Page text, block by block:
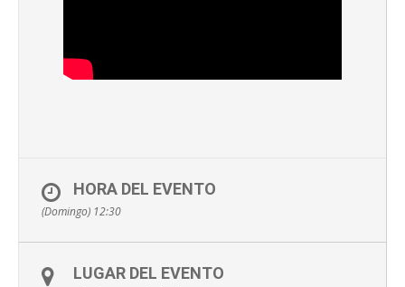
HORA DEL EVENTO
(Domingo) 12:30
LUGAR DEL EVENTO